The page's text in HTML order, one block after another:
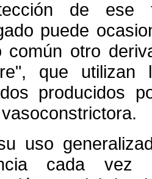
de ese
puede
común otro
que
producidos
uso
cada